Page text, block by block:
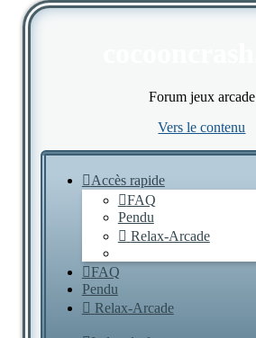
Forum jeux arcade
Vers le contenu
Accès rapide
FAQ
Pendu
Relax-Arcade
FAQ
Pendu
Relax-Arcade